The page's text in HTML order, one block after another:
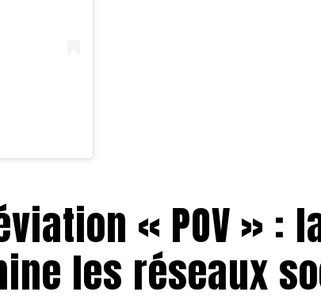
« POV » :
les réseaux